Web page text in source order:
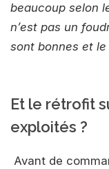
beaucoup selon
n’est pas un
sont bonnes et
Et le rétrofit
exploités ?
Avant de